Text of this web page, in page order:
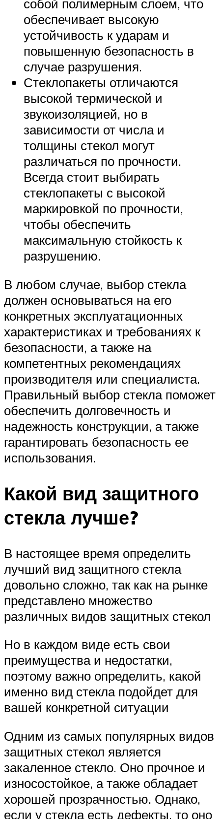
собой полимерным слоем, что
обеспечивает высокую
устойчивость к ударам и
повышенную безопасность в
случае разрушения.
Стеклопакеты отличаются
высокой термической и
звукоизоляцией, но в
зависимости от числа и
толщины стекол могут
различаться по прочности.
Всегда стоит выбирать
стеклопакеты с высокой
маркировкой по прочности,
чтобы обеспечить
максимальную стойкость к
разрушению.
В любом случае, выбор стекла
должен основываться на его
конкретных эксплуатационных
характеристиках и требованиях к
безопасности, а также на
компетентных рекомендациях
производителя или специалиста.
Правильный выбор стекла поможет
обеспечить долговечность и
надежность конструкции, а также
гарантировать безопасность ее
использования.
Какой вид защитного
стекла лучше?
В настоящее время определить
лучший вид защитного стекла
довольно сложно, так как на рынке
представлено множество
различных видов защитных стекол
Но в каждом виде есть свои
преимущества и недостатки,
поэтому важно определить, какой
именно вид стекла подойдет для
вашей конкретной ситуации
Одним из самых популярных видов
защитных стекол является
закаленное стекло. Оно прочное и
износостойкое, а также обладает
хорошей прозрачностью. Однако,
если у стекла есть дефекты, то оно